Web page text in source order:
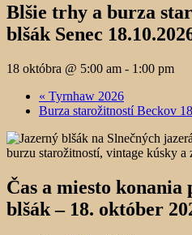
Blšie trhy a burza
blšák Senec
18 októbra @ 5:00 am - 1:00 pm
« Tyrnhaw 2026
Burza starožitností Beckov
Čas a miesto konania
blšák – 18. október